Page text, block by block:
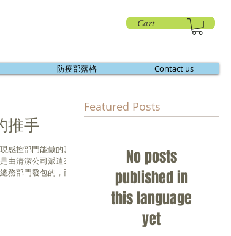
Cart
防疫部落格 Contact us
推手
感控部門能做的真的
由清潔公司派遣來的
務部門發包的，而基
Featured Posts
No posts
published in
this language
yet